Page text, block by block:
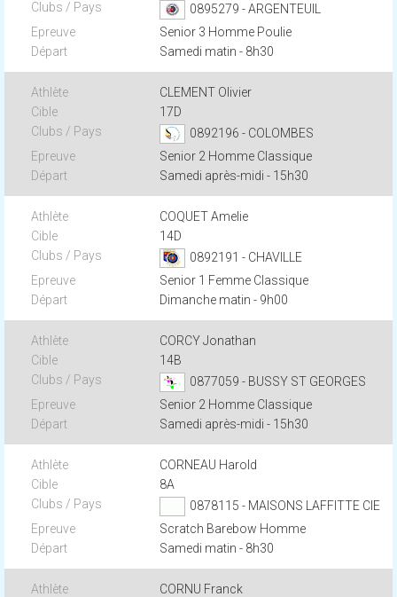
0895279 - ARGENTEUIL
Senior 3 Homme Poulie
Samedi matin - 8h30
CLEMENT Olivier
17D
0892196 - COLOMBES
Senior 2 Homme Classique
Samedi après-midi - 15h30
COQUET Amelie
14D
0892191 - CHAVILLE
Senior 1 Femme Classique
Dimanche matin - 9h00
CORCY Jonathan
14B
0877059 - BUSSY ST GEORGES
Senior 2 Homme Classique
Samedi après-midi - 15h30
CORNEAU Harold
8A
0878115 - MAISONS LAFFITTE CIE
Scratch Barebow Homme
Samedi matin - 8h30
CORNU Franck